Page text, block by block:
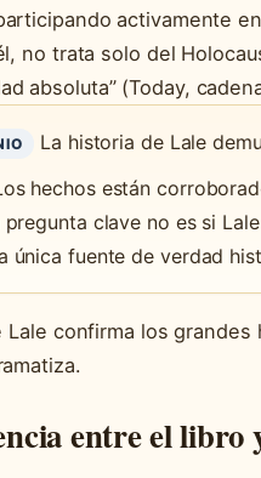
activamente
no trata solo del
absoluta” (Today,
La historia de Lale
hechos están
clave no es si
única fuente de verdad
Lale confirma los
entre el libro